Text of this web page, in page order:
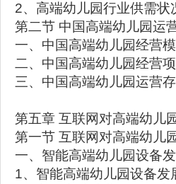
2、高端幼儿园行业供需状
第二节 中国高端幼儿园运
一、中国高端幼儿园经营
二、中国高端幼儿园经营
三、中国高端幼儿园运营
第五章 互联网对高端幼儿
第一节 互联网对高端幼儿
一、智能高端幼儿园设备
1、智能高端幼儿园设备发